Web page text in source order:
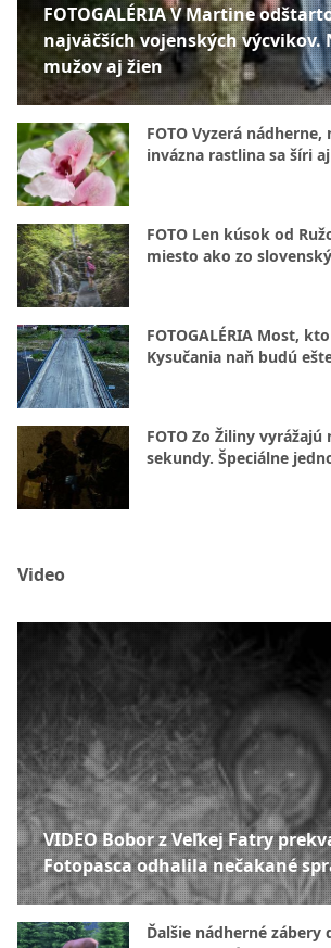
FOTOGALÉRIA V Martine
najväčších vojenských
mužov aj žien
FOTO Vyzerá
invázna rastlina sa šíri
FOTO Len kúsok od
miesto ako zo
FOTOGALÉRIA Most,
Kysučania naň budú
FOTO Zo Žiliny
sekundy. Špeciálne
Video
VIDEO Bobor z Veľkej Fatry
Fotopasca odhalila nečakané
Ďalšie nádherné